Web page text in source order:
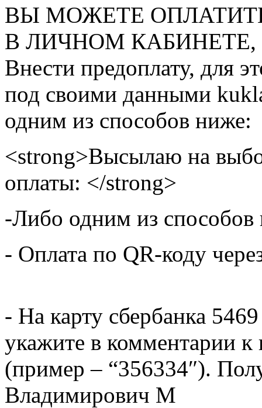
ВЫ МОЖЕТЕ
В ЛИЧНОМ КАБИНЕТЕ,
Внести предоплату, для
под своими данными
одним из способов ниже:
<strong>Высылаю на
оплаты: </strong>
-Либо одним из
- Оплата по QR-коду
- На карту сбербанка
укажите в комментарии к
(пример – “356334″).
Владимирович М